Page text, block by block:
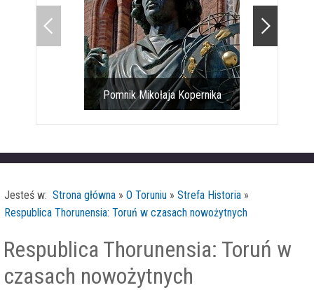
Pomnik Mikołaja Kopernika Toruński gotyk na
Jesteś w: Strona główna » O Toruniu » Strefa Historia »
Respublica Thorunensia: Toruń w czasach nowożytnych
Respublica Thorunensia: Toruń w
czasach nowożytnych